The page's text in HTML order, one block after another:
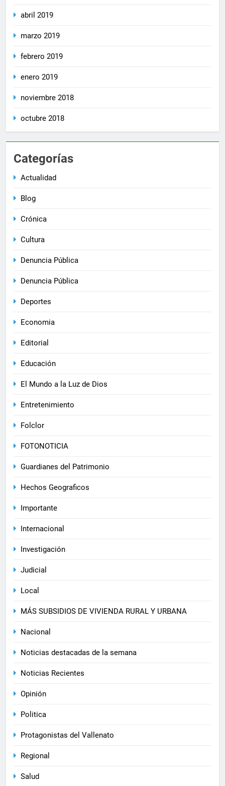
abril 2019
marzo 2019
febrero 2019
enero 2019
noviembre 2018
octubre 2018
Categorías
Actualidad
Blog
Crónica
Cultura
Denuncia Pública
Denuncia Pública
Deportes
Economia
Editorial
Educación
El Mundo a la Luz de Dios
Entretenimiento
Folclor
FOTONOTICIA
Guardianes del Patrimonio
Hechos Geograficos
Importante
Internacional
Investigación
Judicial
Local
MÁS SUBSIDIOS DE VIVIENDA RURAL Y URBANA
Nacional
Noticias destacadas de la semana
Noticias Recientes
Opinión
Politica
Protagonistas del Vallenato
Regional
Salud